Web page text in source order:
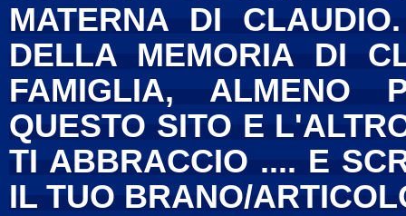
MATERNA DI
DELLA MEMORIA DI
FAMIGLIA, ALMENO
QUESTO SITO E
TI ABBRACCIO .... E
IL TUO BRANO/